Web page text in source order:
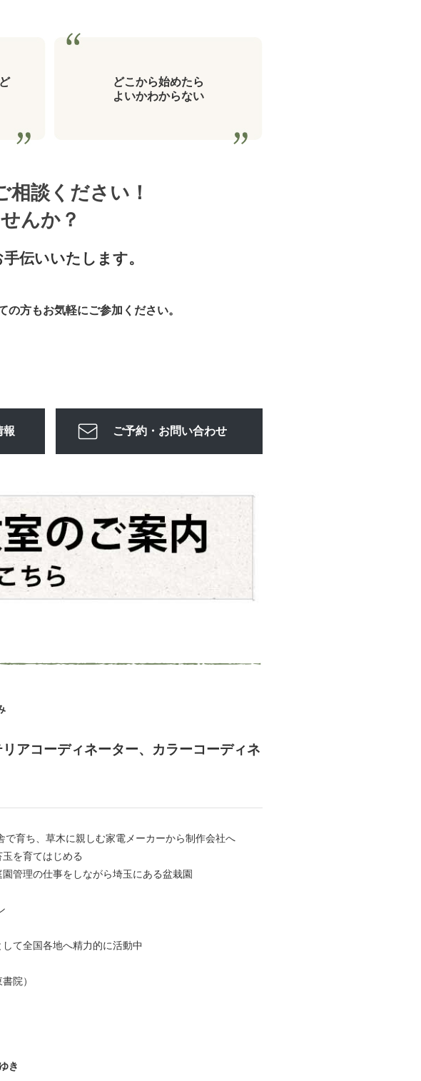
どこから始めたら
よいかわからない
談ください！
んか？
伝いいたします。
方もお気軽にご参加ください。
報 ご予約・お問い合わせ
アコーディネーター、カラーコーディネ
育ち、草木に親しむ家電メーカーから制作会社へ
を育てはじめる
管理の仕事をしながら埼玉にある盆栽園
て全国各地へ精力的に活動中
院）
き